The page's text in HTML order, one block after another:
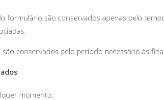
formulário são conservados apenas pelo
conservados pelo período necessário às
momento: